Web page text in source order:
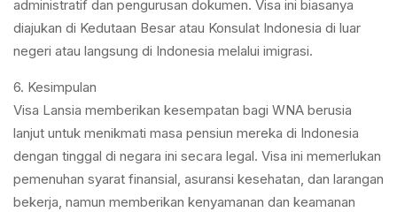
administratif dan pengurusan dokumen. Visa ini biasanya
diajukan di Kedutaan Besar atau Konsulat Indonesia di luar
negeri atau langsung di Indonesia melalui imigrasi.
6. Kesimpulan
Visa Lansia memberikan kesempatan bagi WNA berusia
lanjut untuk menikmati masa pensiun mereka di Indonesia
dengan tinggal di negara ini secara legal. Visa ini memerlukan
pemenuhan syarat finansial, asuransi kesehatan, dan larangan
bekerja, namun memberikan kenyamanan dan keamanan